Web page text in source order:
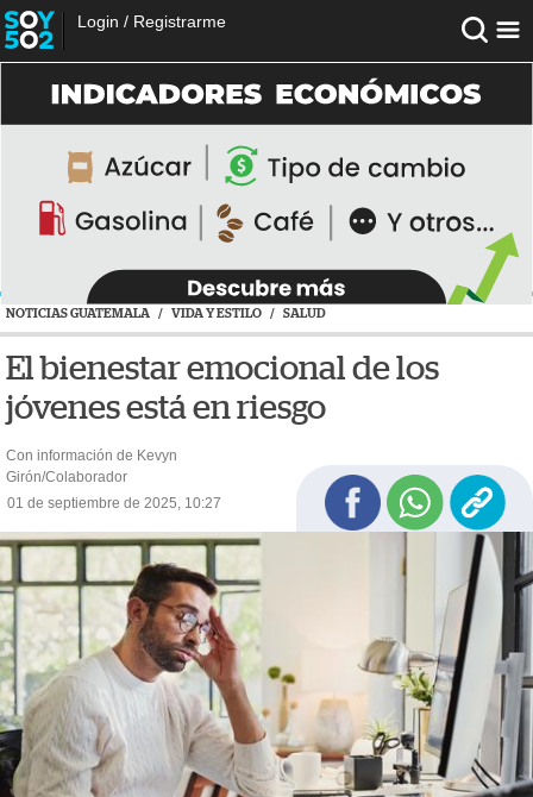
Login / Registrarme
NOTICIAS GUATEMALA / VIDA Y ESTILO / SALUD
El bienestar emocional de los
jóvenes está en riesgo
Con información de Kevyn
Girón/Colaborador
01 de septiembre de 2025, 10:27